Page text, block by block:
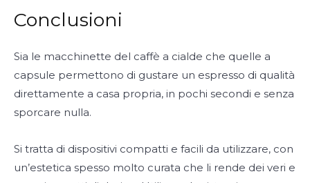
Conclusioni
Sia le macchinette del caffè a cialde che quelle a
capsule permettono di gustare un espresso di qualità
direttamente a casa propria, in pochi secondi e senza
sporcare nulla.
Si tratta di dispositivi compatti e facili da utilizzare, con
un’estetica spesso molto curata che li rende dei veri e